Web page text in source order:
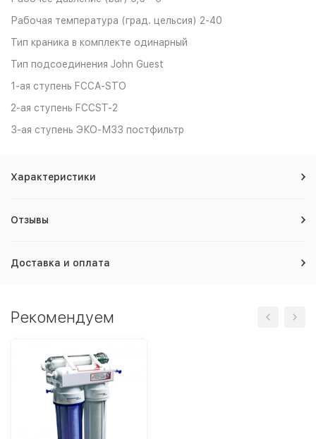
Рабочая температура (град. цельсия) 2-40
Тип краника в комплекте одинарный
Тип подсоединения John Guest
1-ая ступень FCCA-STO
2-ая ступень FCCST-2
3-ая ступень ЭКО-М33 постфильтр
Характеристики
Отзывы
Доставка и оплата
Рекомендуем